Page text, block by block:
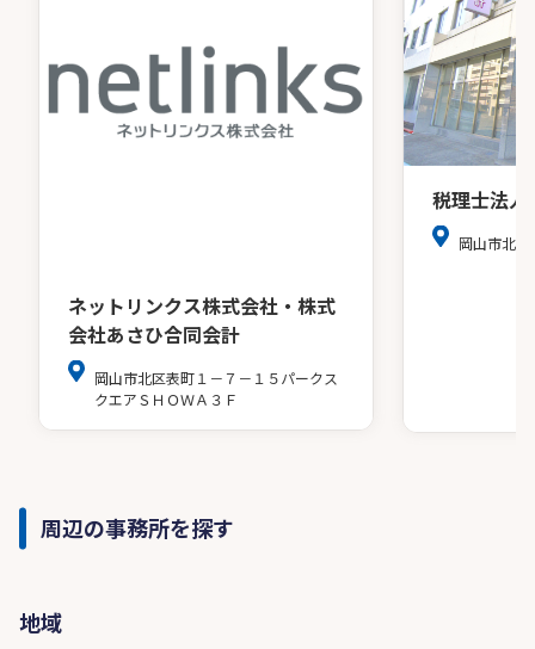
ネットリンクス株式会社・株式
会社あさひ合同会計
岡山市北区表町１－７－１５パークス
クエアＳＨＯＷＡ３Ｆ
税理士法人
岡山市北
周辺の事務所を探す
地域